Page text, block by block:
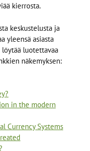
kierrosta.
keskustelusta ja
yleensä asiasta
löytää luotettavaa
näkemyksen:
in the modern
Currency Systems